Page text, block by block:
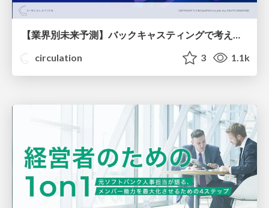
【業界別未来予測】バックキャスティングで考える事業構想【人気ウェビナー資料公開】
circulation
3 1.1k